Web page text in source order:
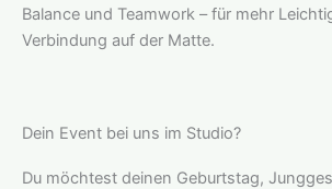
Balance und Teamwork – für mehr
Verbindung auf der Matte.
Dein Event bei uns im Studio?
Du möchtest deinen Geburtstag,